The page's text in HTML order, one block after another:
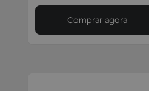
Comprar agora